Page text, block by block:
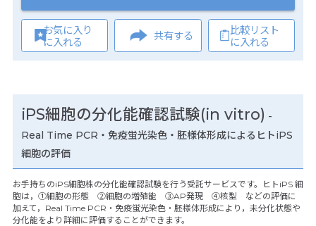
お気に入り
に入れる
共有する
比較リスト
に入れる
iPS細胞の分化能確認試験(in vitro) -
Real Time PCR・免疫蛍光染色・胚様体形成によるヒトiPS
細胞の評価
お手持ちのiPS細胞株の分化能確認試験を行う受託サービスです。ヒトiPS 細
胞は，①細胞の形態 ②細胞の増殖能 ③AP発現 ④核型 などの評価に
加えて，Real Time PCR・免疫蛍光染色・胚様体形成により，未分化状態や
分化能をより詳細に評価することができます。